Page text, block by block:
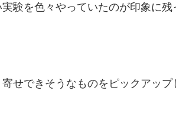
験を色々やっていたのが印象に残
せできそうなものをピックアップ